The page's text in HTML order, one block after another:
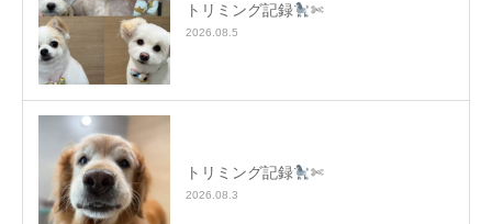
トリミング記録 ✄
2026.08.5
トリミング記録 ✄
2026.08.3